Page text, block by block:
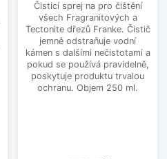
Čisticí sprej na pro čištění
všech Fragranitových a
Tectonite dřezů Franke. Čistič
jemně odstraňuje vodní
kámen s dalšími nečistotami a
pokud se používá pravidelně,
poskytuje produktu trvalou
ochranu. Objem 250 ml.